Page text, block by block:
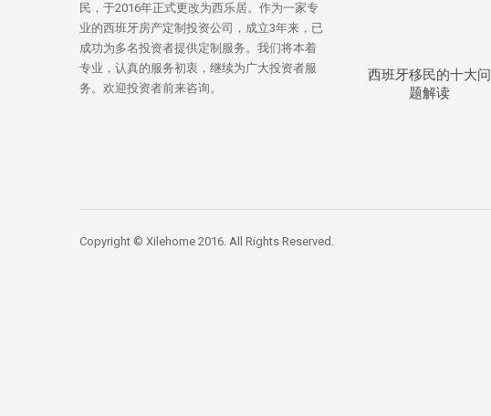
民，于2016年正式更改为西乐居。作为一家专
业的西班牙房产定制投资公司，成立3年来，已
成功为多名投资者提供定制服务。我们将本着
专业，认真的服务初衷，继续为广大投资者服
务。欢迎投资者前来咨询。
西班牙移民的十大问
题解读
Copyright © Xilehome 2016. All Rights Reserved.